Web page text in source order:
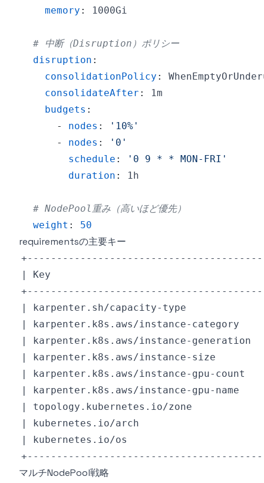
memory :
# 中断（Disruption）ポリシー
disruption :
consolidationPolicy :
consolidateAfter :
budgets :
-
nodes :
'10%'
-
nodes :
'0'
schedule :
'0 9 * * MON-FRI'
duration :
# NodePool重み（高いほど優先）
weight : 50
requirementsの主要キー
マルチNodePool戦略